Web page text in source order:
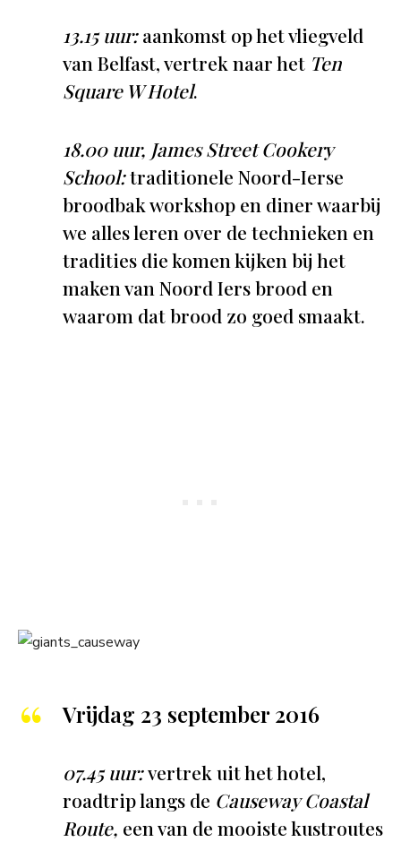
13.15 uur:aankomst op het vliegveld
van Belfast, vertrek naar het Ten
Square W Hotel.
18.00 uur, James Street Cookery
School:traditionele Noord-Ierse
broodbak workshop en diner waarbij
we alles leren over de technieken en
tradities die komen kijken bij het
maken van Noord Iers brood en
waarom dat brood zo goed smaakt.
Vrijdag 23 september 2016
07.45 uur:vertrek uit het hotel,
roadtrip langs de Causeway Coastal
Route, een van de mooiste kustroutes